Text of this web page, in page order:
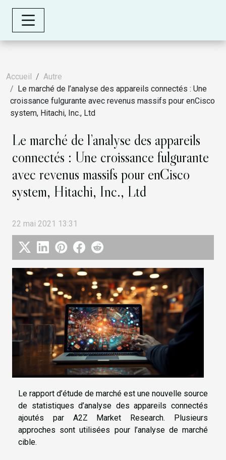
Accueil
Autre
Le marché de l’analyse des appareils connectés : Une
croissance fulgurante avec revenus massifs pour enCisco
system, Hitachi, Inc., Ltd
Le marché de l’analyse des appareils
connectés : Une croissance fulgurante
avec revenus massifs pour enCisco
system, Hitachi, Inc., Ltd
22 mai 2021 13:31
Le rapport d’étude de marché est une nouvelle source
de statistiques d’analyse des appareils connectés
ajoutés par A2Z Market Research. Plusieurs
approches sont utilisées pour l’analyse de marché
cible.